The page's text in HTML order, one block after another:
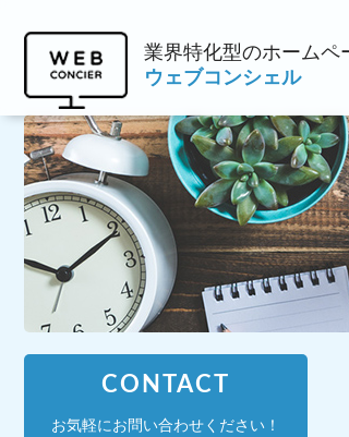
業界特化型のホームペ
ウェブコンシェル
CONTACT
お気軽にお問い合わせください！